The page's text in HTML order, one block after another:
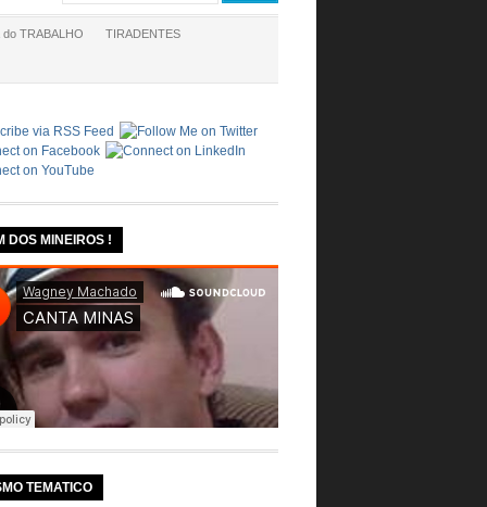
do TRABALHO TIRADENTES
DOS MINEIROS !
TEMATICO